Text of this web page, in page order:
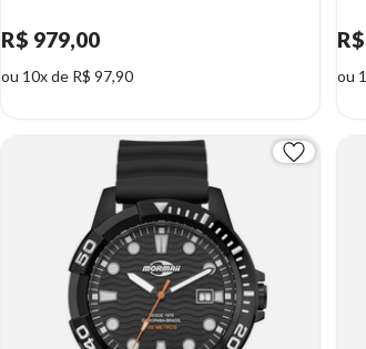
R$ 979,00
ou 10x de R$ 97,90 ou